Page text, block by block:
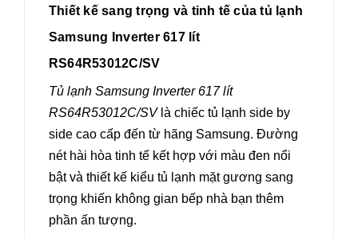
Thiết kế sang trọng và tinh tế của tủ lạnh
Samsung Inverter 617 lít
RS64R53012C/SV
Tủ lạnh Samsung Inverter 617 lít
RS64R53012C/SVlà chiếc tủ lạnh side by
side cao cấp đến từ hãng Samsung. Đường
nét hài hòa tinh tế kết hợp với màu đen nổi
bật và thiết kế kiểu tủ lạnh mặt gương sang
trọng khiến không gian bếp nhà bạn thêm
phần ấn tượng.